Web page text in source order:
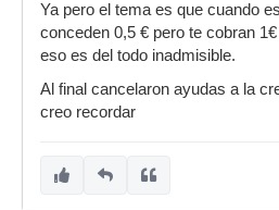
Ya pero el tema es que cuando
conceden 0,5 € pero te cobran
eso es del todo inadmisible.
Al final cancelaron ayudas a la
creo recordar